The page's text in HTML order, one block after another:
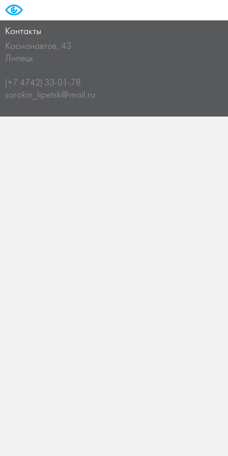
Контакты
Космонавтов, 43
Липецк
(+7 4742) 33-01-78
sorokin_lipetsk@mail.ru